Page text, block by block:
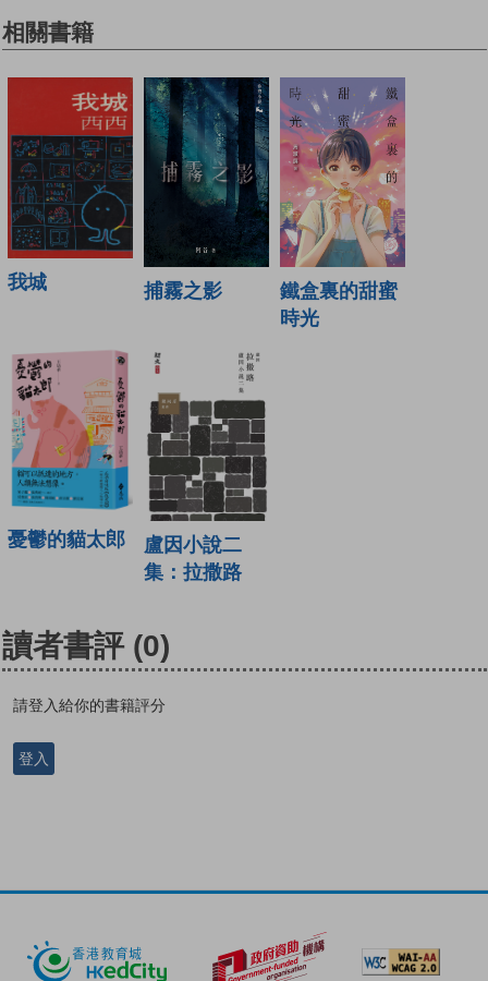
相關書籍
我城 捕霧之影
鐵盒裏的甜蜜
時光
憂鬱的貓太郎
盧因小說二
集：拉撒路
讀者書評 (0)
請登入給你的書籍評分
登入